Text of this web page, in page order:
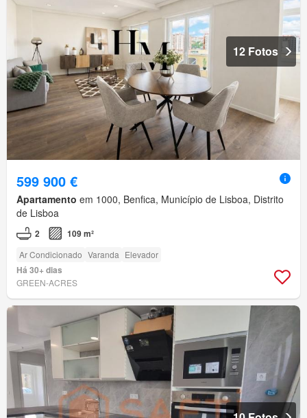
12 Fotos
599 900 €
Apartamento em 1000, Benfica, Município de Lisboa, Distrito
de Lisboa
2 109 m²
Ar Condicionado Varanda Elevador
Há 30+ dias
GREEN-ACRES